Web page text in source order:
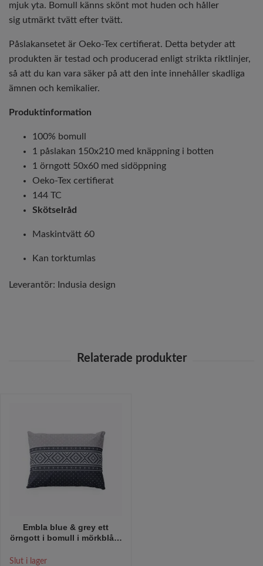
mjuk yta. Bomull känns skönt mot huden och håller
sig utmärkt tvätt efter tvätt.
Påslakansetet är Oeko-Tex certifierat. Detta betyder att
produkten är testad och producerad enligt strikta riktlinjer,
så att du kan vara säker på att den inte innehåller skadliga
ämnen och kemikalier.
Produktinformation
100% bomull
1 påslakan 150x210 med knäppning i botten
1 örngott 50x60 med sidöppning
Oeko-Tex certifierat
144 TC
Skötselråd
Maskintvätt 60
Kan torktumlas
Leverantör: Indusia design
Embla blue & grey ett
örngott i bomull i mörkblått,
cm , från Indusia design
Slut i lager